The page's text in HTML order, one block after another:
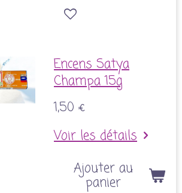
Encens Satya
Champa 15g
1,50 €
Voir les détails
Ajouter au
panier